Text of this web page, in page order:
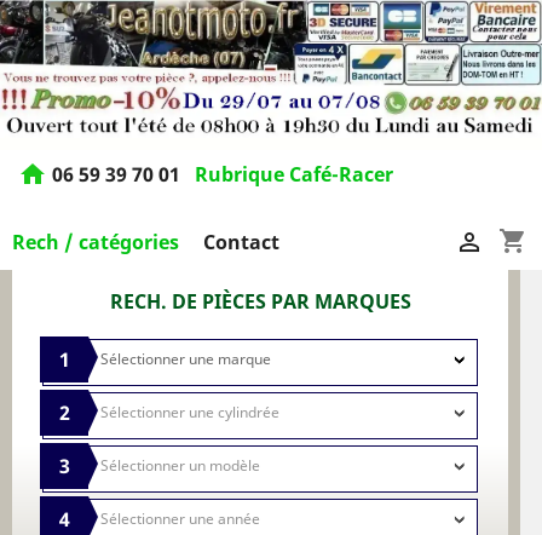
home 06 59 39 70 01 Rubrique Café-Racer
Rech / catégories Contact shopping_cart

RECH. DE PIÈCES PAR MARQUES
1
2
3
4